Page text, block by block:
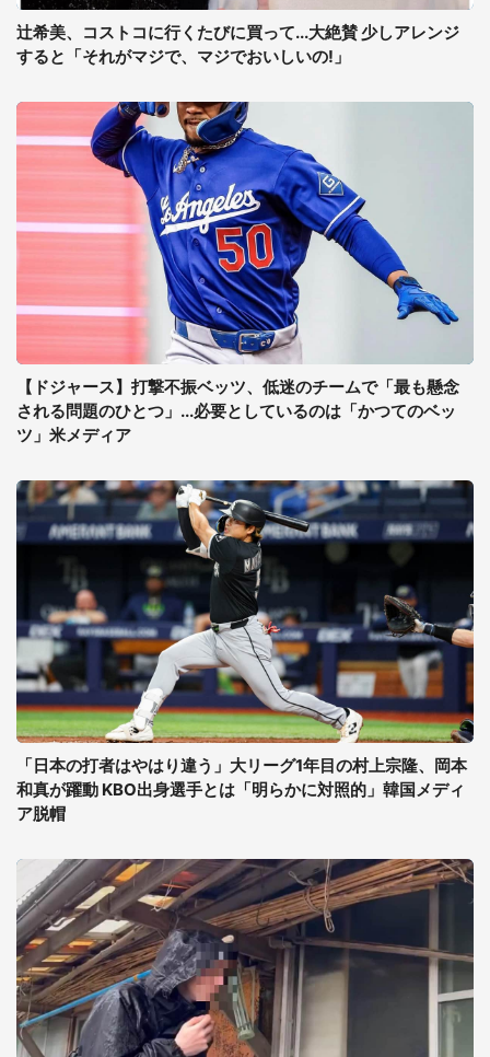
辻希美、コストコに行くたびに買って...大絶賛 少しアレンジ
すると「それがマジで、マジでおいしいの!」
【ドジャース】打撃不振ベッツ、低迷のチームで「最も懸念
される問題のひとつ」...必要としているのは「かつてのベッ
ツ」米メディア
「日本の打者はやはり違う」大リーグ1年目の村上宗隆、岡本
和真が躍動 KBO出身選手とは「明らかに対照的」韓国メディ
ア脱帽